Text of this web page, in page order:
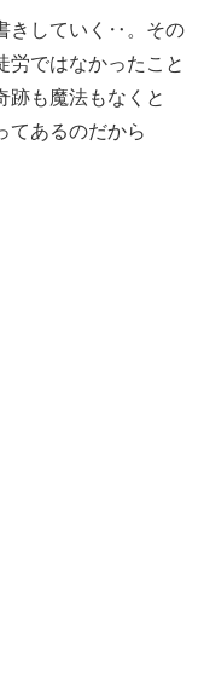
きしていく‥。その
労ではなかったこと
跡も魔法もなくと
てあるのだから